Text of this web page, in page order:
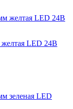
LED 24В